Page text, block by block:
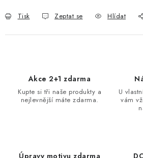
Tisk Zeptat se Hlídat
Akce 2+1 zdarma
Kupte si tři naše produkty a
nejlevnější máte zdarma.
U
vám
Úpravy motivu zdarma